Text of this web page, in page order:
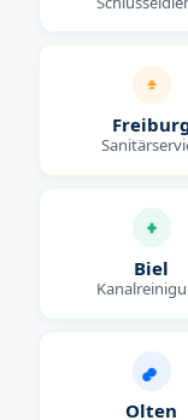
Biel
Olten